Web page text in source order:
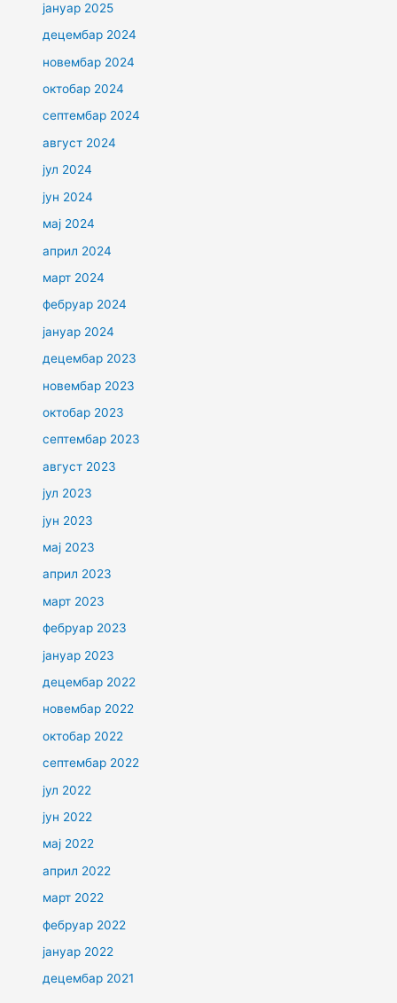
јануар 2025
децембар 2024
новембар 2024
октобар 2024
септембар 2024
август 2024
јул 2024
јун 2024
мај 2024
април 2024
март 2024
фебруар 2024
јануар 2024
децембар 2023
новембар 2023
октобар 2023
септембар 2023
август 2023
јул 2023
јун 2023
мај 2023
април 2023
март 2023
фебруар 2023
јануар 2023
децембар 2022
новембар 2022
октобар 2022
септембар 2022
јул 2022
јун 2022
мај 2022
април 2022
март 2022
фебруар 2022
јануар 2022
децембар 2021